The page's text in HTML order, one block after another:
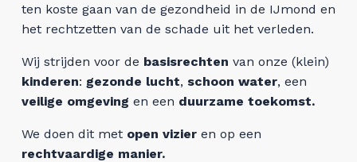
Informatie over de
massaschadeclaim
Informatie over de aangifte
Over ons
ten koste gaan van de gezondheid in de IJmond en
het rechtzetten van de schade uit het verleden.
Wij strijden voor de basisrechten van onze (klein)
kinderen: gezonde lucht, schoon water, een
veilige omgeving en een duurzame toekomst.
We doen dit met open vizier en op een
rechtvaardige manier.